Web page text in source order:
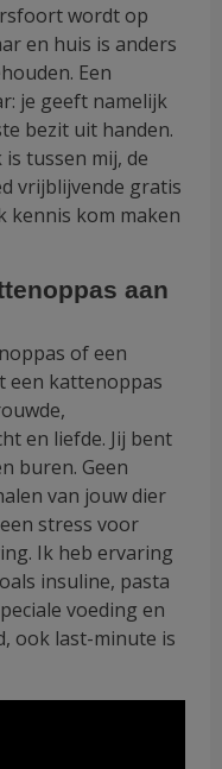
wordt op
en huis is anders
Een
je geeft namelijk
bezit uit handen.
tussen mij, de
vrijblijvende gratis
kennis kom maken
aan
of een
een kattenoppas
en liefde. Jij bent
buren. Geen
van jouw dier
stress voor
Ik heb ervaring
insuline, pasta
voeding en
ook last-minute is